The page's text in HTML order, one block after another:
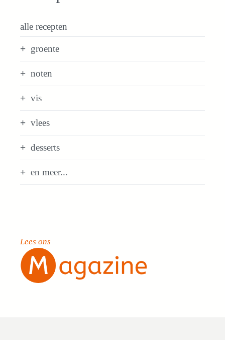
alle recepten
groente
noten
vis
vlees
desserts
en meer...
Lees ons